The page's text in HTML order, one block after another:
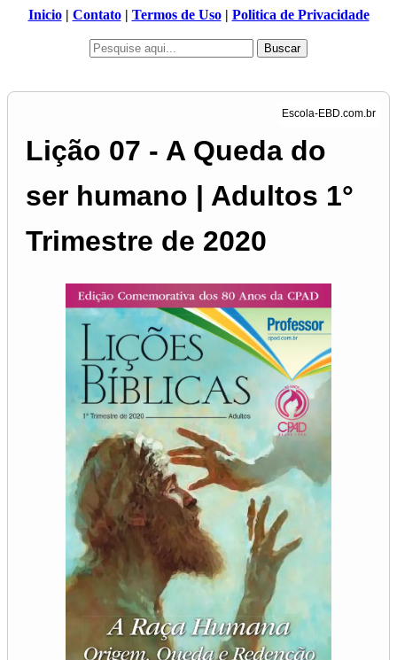
Inicio| Contato| Termos de Uso| Politica de Privacidade
Buscar
Lição 07 - A Queda do
ser humano | Adultos 1°
Trimestre de 2020